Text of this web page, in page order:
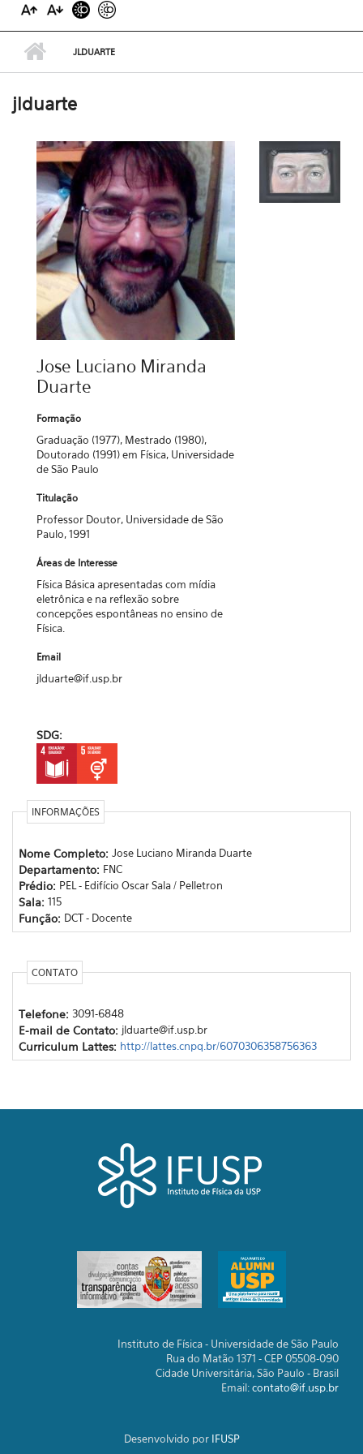
JLDUARTE
jlduarte
Jose Luciano Miranda
Duarte
Formação
Graduação (1977), Mestrado (1980),
Doutorado (1991) em Física, Universidade
de São Paulo
Titulação
Professor Doutor, Universidade de São
Paulo, 1991
Áreas de Interesse
Física Básica apresentadas com mídia
eletrônica e na reflexão sobre
concepções espontâneas no ensino de
Física.
Email
jlduarte@if.usp.br
SDG:
INFORMAÇÕES
Nome Completo: Jose Luciano Miranda Duarte
Departamento: FNC
Prédio: PEL - Edifício Oscar Sala / Pelletron
Sala: 115
Função: DCT - Docente
CONTATO
Telefone: 3091-6848
E-mail de Contato: jlduarte@if.usp.br
Curriculum Lattes: http://lattes.cnpq.br/6070306358756363
Instituto de Física - Universidade de São Paulo
Rua do Matão 1371 - CEP 05508-090
Cidade Universitária, São Paulo - Brasil
Email:contato@if.usp.br
Desenvolvido por IFUSP